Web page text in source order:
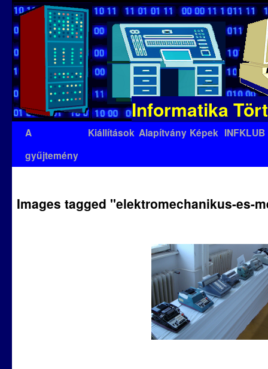
Informatika
Kilépés
A
gyűjtemény
Kiállítások Alapítvány Képek INFKLUB
Images tagged "elektromechanikus-es-